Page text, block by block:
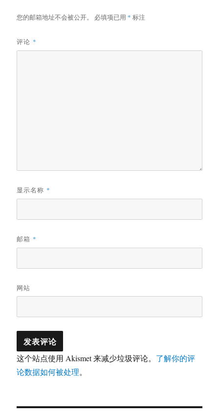
您的邮箱地址不会被公开。 必填项已用 * 标注
评论 *
显示名称 *
邮箱 *
网站
这个站点使用 Akismet 来减少垃圾评论。 了解你的评
论数据如何被处理。